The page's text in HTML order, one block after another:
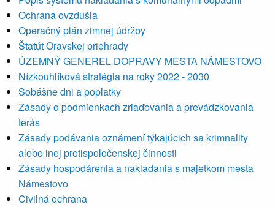
Ochrana ovzdušia
Operačný plán zimnej údržby
Štatút Oravskej priehrady
ÚZEMNÝ GENEREL DOPRAVY MESTA NÁMESTOVO
Nízkouhlíková stratégia na roky 2022 - 2030
Sobášne dni a poplatky
Zásady o podmienkach zriaďovania a prevádzkovania
terás
Zásady podávania oznámení týkajúcich sa krimnality
alebo inej protispoločenskej činnosti
Zásady hospodárenia a nakladania s majetkom mesta
Námestovo
Civilná ochrana